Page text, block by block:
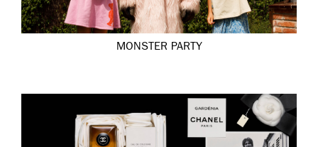
MONSTER PARTY